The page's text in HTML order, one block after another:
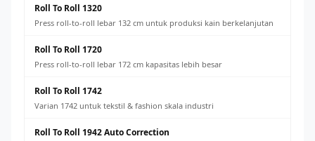
Roll To Roll 1320
Press roll-to-roll lebar 132 cm untuk produksi kain berkelanjutan
Roll To Roll 1720
Press roll-to-roll lebar 172 cm kapasitas lebih besar
Roll To Roll 1742
Varian 1742 untuk tekstil & fashion skala industri
Roll To Roll 1942 Auto Correction